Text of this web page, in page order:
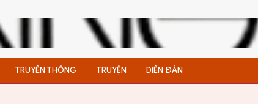
TRUYỀN THỐNG TRUYỆN DIỄN ĐÀN